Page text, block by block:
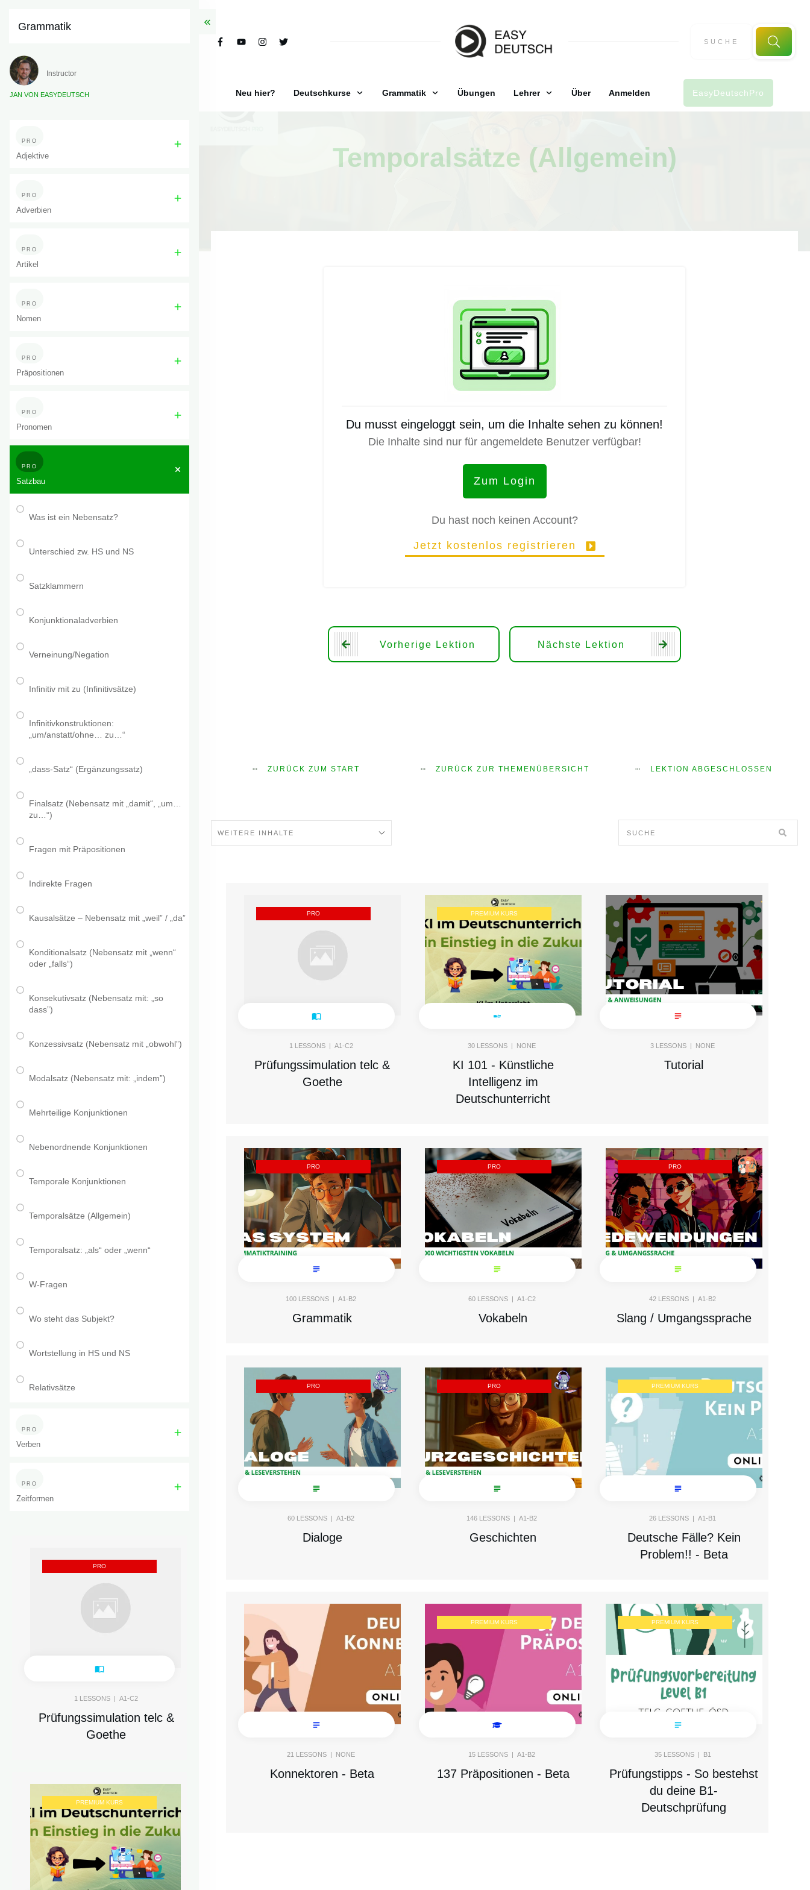
Neu hier? Deutschkurse Grammatik Übungen Lehrer Über Anmelden EasyDeutschPro
Temporalsätze (Allgemein)
Du musst eingeloggt sein, um die Inhalte sehen zu können!
Die Inhalte sind nur für angemeldete Benutzer verfügbar!
Zum Login
Du hast noch keinen Account?
Jetzt kostenlos registrieren
Vorherige Lektion Nächste Lektion
ZURÜCK ZUM START ZURÜCK ZUR THEMENÜBERSICHT LEKTION ABGESCHLOSSEN
WEITERE INHALTE
PRO
1 LESSONS | A1-C2
Prüfungssimulation telc &
Goethe
PREMIUM KURS
30 LESSONS | NONE
KI 101 - Künstliche
Intelligenz im
Deutschunterricht
3 LESSONS | NONE
Tutorial
PRO
100 LESSONS |A1-B2
Grammatik
PRO
60LESSONS | A1-C2
Vokabeln
PRO
42 LESSONS |A1-B2
Slang / Umgangssprache
PRO
60 LESSONS |A1-B2
Dialoge
PRO
146 LESSONS |A1-B2
Geschichten
PREMIUM KURS
26 LESSONS |A1-B1
Deutsche Fälle? Kein
Problem!! - Beta
21 LESSONS | NONE
Konnektoren - Beta
PREMIUM KURS
15 LESSONS |A1-B2
137 Präpositionen - Beta
PREMIUM KURS
35LESSONS | B1
Prüfungstipps - So bestehst
du deine B1-
Deutschprüfung
Grammatik
Instructor
JAN VON EASYDEUTSCH
PRO
Adjektive
PRO
Adverbien
PRO
Artikel
PRO
Nomen
PRO
Präpositionen
PRO
Pronomen
PRO
Satzbau
Was ist ein Nebensatz?
Unterschied zw. HS und NS
Satzklammern
Konjunktionaladverbien
Verneinung/Negation
Infinitiv mit zu (Infinitivsätze)
Infinitivkonstruktionen:
„um/anstatt/ohne… zu…“
„dass-Satz“ (Ergänzungssatz)
Finalsatz (Nebensatz mit „damit“, „um…
zu…“)
Fragen mit Präpositionen
Indirekte Fragen
Kausalsätze – Nebensatz mit „weil” / „da”
Konditionalsatz (Nebensatz mit „wenn“
oder „falls“)
Konsekutivsatz (Nebensatz mit: „so
dass”)
Konzessivsatz (Nebensatz mit „obwohl”)
Modalsatz (Nebensatz mit: „indem”)
Mehrteilige Konjunktionen
Nebenordnende Konjunktionen
Temporale Konjunktionen
Temporalsätze (Allgemein)
Temporalsatz: „als“ oder „wenn“
W-Fragen
Wo steht das Subjekt?
Wortstellung in HS und NS
Relativsätze
PRO
Verben
PRO
Zeitformen
PRO
1 LESSONS | A1-C2
Prüfungssimulation telc &
Goethe
PREMIUM KURS